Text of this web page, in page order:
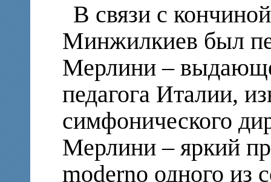
В связи с
Минжилкиев был
Мерлини –
педагога Италии,
симфонического
Мерлини – яркий
moderno одного из